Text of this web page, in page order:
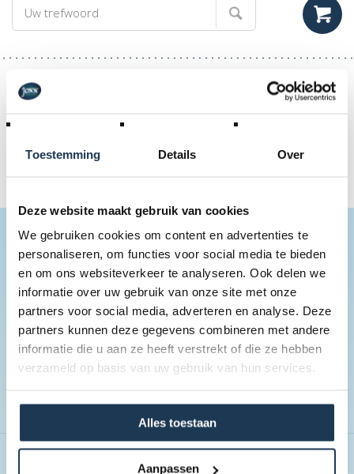
Toestemming Details Over
Deze website maakt gebruik van cookies
We gebruiken cookies om content en advertenties te
personaliseren, om functies voor social media te bieden
en om ons websiteverkeer te analyseren. Ook delen we
informatie over uw gebruik van onze site met onze
partners voor social media, adverteren en analyse. Deze
partners kunnen deze gegevens combineren met andere
informatie die u aan ze heeft verstrekt of die ze hebben
verzameld op basis van uw gebruik van hun services.
Alles toestaan
Aanpassen
404
Deze pagina werd niet gevonden...
U hebt wellicht een fout getypt in het internetadres of u
BLIJF OP DE HOOGTE
Schrijf je in op onze nieuwsbrief en blijf op de hooogte van
onze nieuwigheden, recente promo's en actie's!